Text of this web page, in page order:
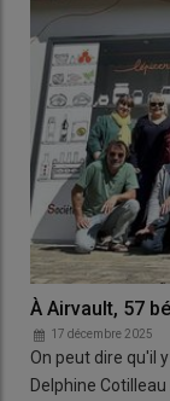
À Airvault, 57
17 décembre 2025
On peut dire qu'il
Delphine